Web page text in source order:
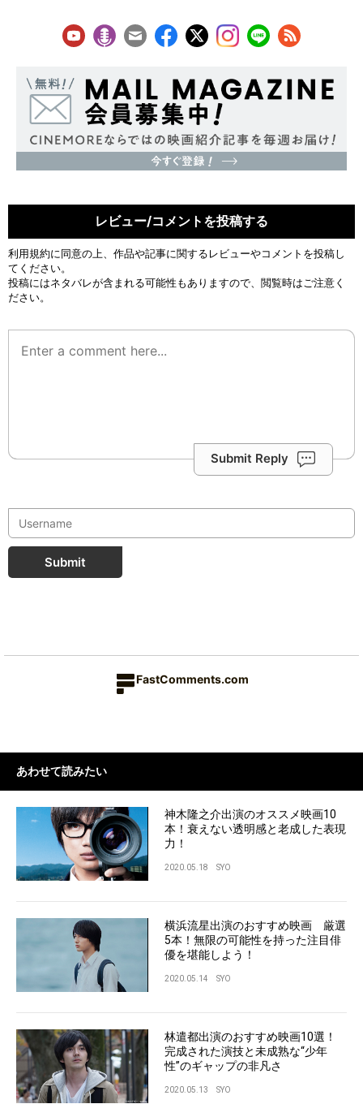
レビュー/コメントを投稿する
利用規約に同意の上、作品や記事に関するレビューやコメントを投稿し
てください。
投稿にはネタバレが含まれる可能性もありますので、閲覧時はご注意く
ださい。
Submit Reply
Submit
FastComments.com
あわせて読みたい
神木隆之介出演のオススメ映画10
本！衰えない透明感と老成した表現
力！
2020.05.18 SYO
横浜流星出演のおすすめ映画 厳選
5本！無限の可能性を持った注目俳
優を堪能しよう！
2020.05.14 SYO
林遣都出演のおすすめ映画10選！
完成された演技と未成熟な“少年
性”のギャップの非凡さ
2020.05.13 SYO